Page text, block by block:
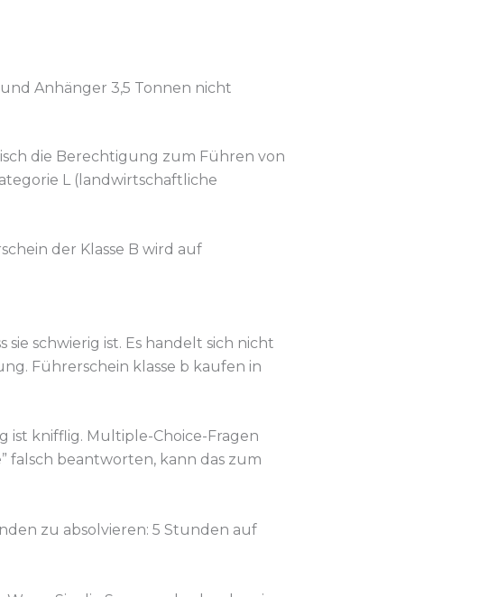
Anhänger 3,5 Tonnen nicht
die Berechtigung zum Führen von
L (landwirtschaftliche
der Klasse B wird auf
schwierig ist. Es handelt sich nicht
Führerschein klasse b kaufen in
ist knifflig. Multiple-Choice-Fragen
falsch beantworten, kann das zum
zu absolvieren: 5 Stunden auf